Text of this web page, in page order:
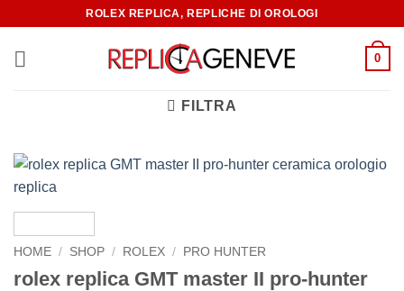
ROLEX REPLICA, REPLICHE DI OROLOGI
0
FILTRA
HOME / SHOP / ROLEX / PRO HUNTER
rolex replica GMT master II pro-hunter